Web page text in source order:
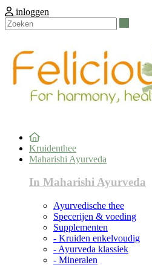
inloggen
Kruidenthee
Maharishi Ayurveda
In Maharishi Ayurveda
Ayurvedische thee
Specerijen & voeding
Supplementen
- Kruiden enkelvoudig
- Ayurveda klassiek
- Mineralen